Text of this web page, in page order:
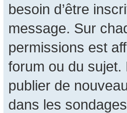
besoin d’être
message. Sur
permissions est
forum ou du
publier de
dans les